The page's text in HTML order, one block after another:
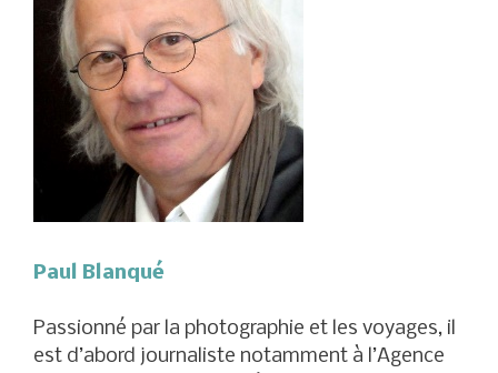
Paul Blanqué
Passionné par la photographie et les voyages, il
est d’abord journaliste notamment à l’Agence